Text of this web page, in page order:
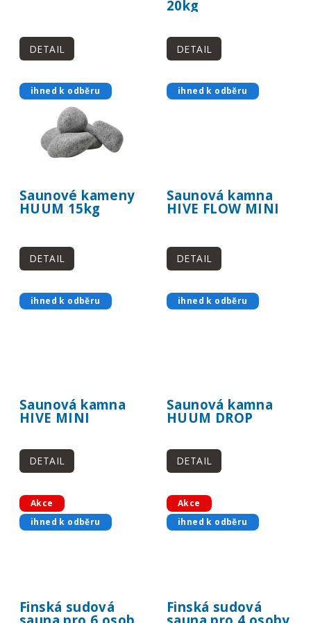
DETAIL
20kg
DETAIL
ihned k odběru
Saunové kameny
HUUM 15kg
DETAIL
ihned k odběru
Saunová kamna
HIVE FLOW MINI
DETAIL
ihned k odběru
Saunová kamna
HIVE MINI
DETAIL
ihned k odběru
Saunová kamna
HUUM DROP
DETAIL
Akce
ihned k odběru
Finská sudová
Akce
ihned k odběru
Finská sudová